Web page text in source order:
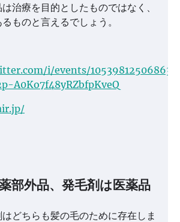
治療を目的としたものではなく、
ものと言えるでしょう。
i/events/
A0Ko7f48yRZbfpKveQ
部外品、発毛剤は医薬品
どちらも髪の毛のために存在しま